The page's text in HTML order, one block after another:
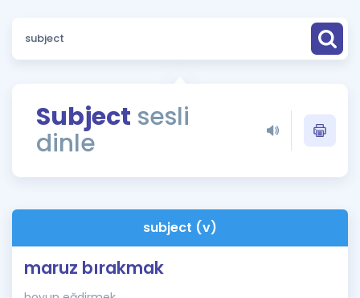
Sözlük
Rehberlik Aracı
ÖSYM Sınav Takvimi
İngilizce Gramer
Hakkımızda
Subject sesli
dinle
subject (v)
maruz bırakmak